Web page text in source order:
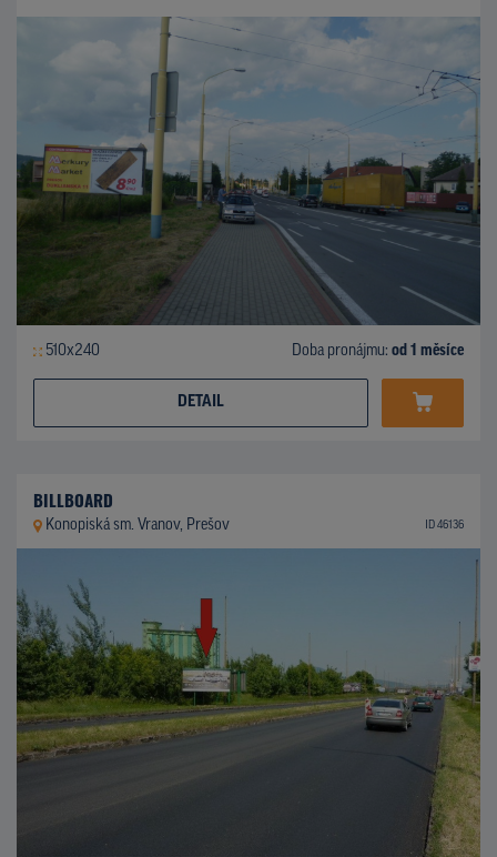
510x240 Doba pronájmu: od 1 měsíce
DETAIL
BILLBOARD
Konopiská sm. Vranov, Prešov ID 46136